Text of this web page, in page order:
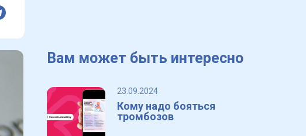
Вам может быть интересно
23.09.2024
Кому надо бояться
тромбозов